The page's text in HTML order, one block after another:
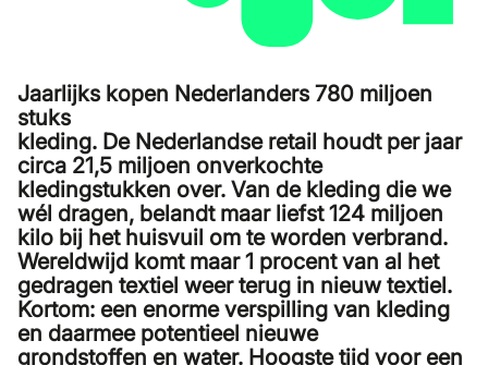
Jaarlijks kopen Nederlanders 780 miljoen
stuks
kleding. De Nederlandse retail houdt per jaar
circa 21,5 miljoen onverkochte
kledingstukken over. Van de kleding die we
wél dragen, belandt maar liefst 124 miljoen
kilo bij het huisvuil om te worden verbrand.
Wereldwijd komt maar 1 procent van al het
gedragen textiel weer terug in nieuw textiel.
Kortom: een enorme verspilling van kleding
en daarmee potentieel nieuwe
grondstoffen en water. Hoogste tijd voor een